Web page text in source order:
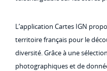
L’application Cartes IGN
territoire français pour le
diversité. Grâce à une
photographiques et de